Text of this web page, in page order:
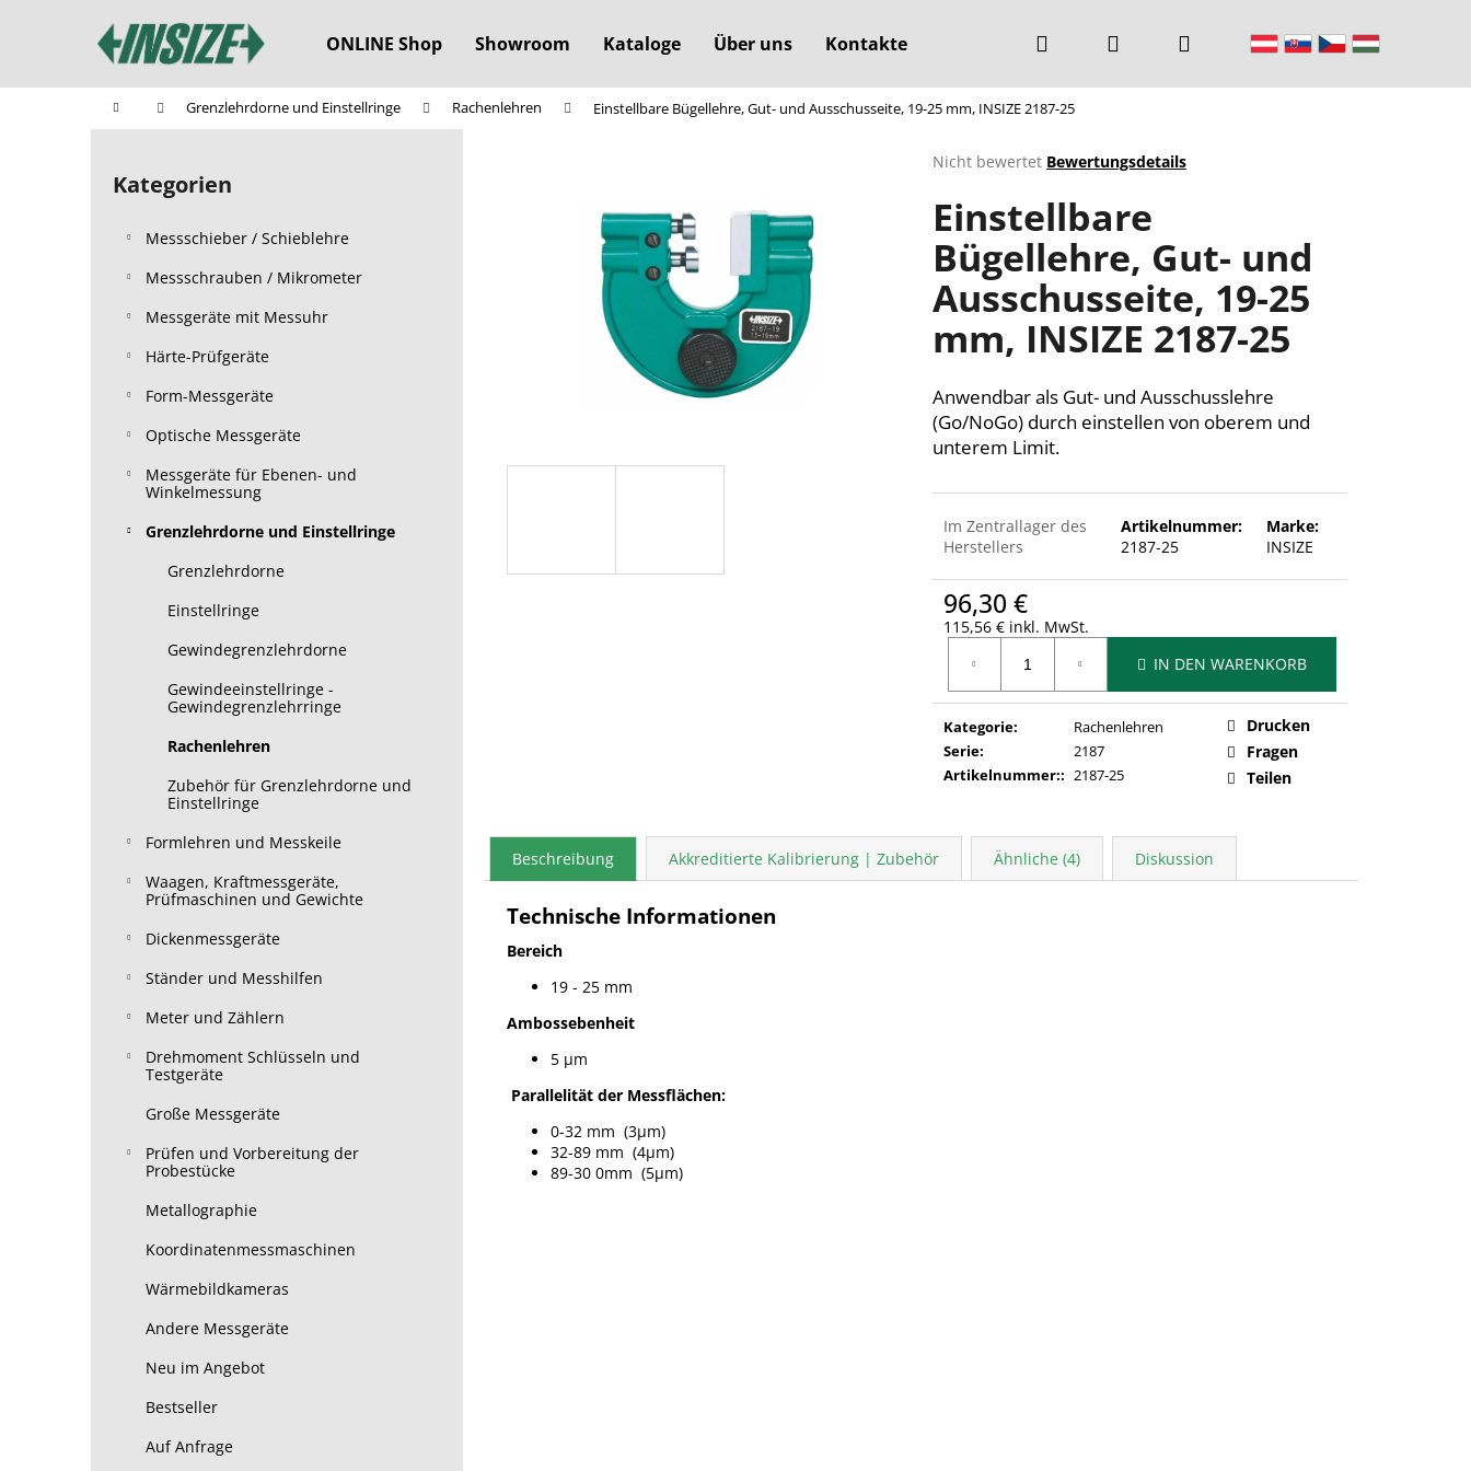
ONLINE Shop Showroom Kataloge Über uns Kontakte Suchen Warenkorb
StartseiteGrenzlehrdorne und Einstellringe Rachenlehren Einstellbare Bügellehre, Gut- und Ausschusseite, 19-25 mm, INSIZE 2187-25
S
Kategorien
überspringen
Kategorien
Messschieber / Schieblehre
Messschrauben / Mikrometer
Messgeräte mit Messuhr
Härte-Prüfgeräte
Form-Messgeräte
Optische Messgeräte
Messgeräte für Ebenen- und
Winkelmessung
Grenzlehrdorne und Einstellringe
Grenzlehrdorne
Einstellringe
Gewindegrenzlehrdorne
Gewindeeinstellringe -
Gewindegrenzlehrringe
Rachenlehren
Zubehör für Grenzlehrdorne und
Einstellringe
Formlehren und Messkeile
Waagen, Kraftmessgeräte,
Prüfmaschinen und Gewichte
Dickenmessgeräte
Ständer und Messhilfen
Meter und Zählern
Drehmoment Schlüsseln und
Testgeräte
Große Messgeräte
Prüfen und Vorbereitung der
Probestücke
Metallographie
Koordinatenmessmaschinen
Wärmebildkameras
Andere Messgeräte
Neu im Angebot
Bestseller
Auf Anfrage
Die
Produktbewertung
ist
0,0
von
Sternen.
Nicht bewertet Bewertungsdetails
Einstellbare
Bügellehre, Gut- und
Ausschusseite, 19-25
mm, INSIZE 2187-25
Anwendbar als Gut- und Ausschusslehre
(Go/NoGo) durch einstellen von oberem und
unterem Limit.
Im Zentrallager des
Herstellers
Artikelnummer:
2187-25
Marke:
INSIZE
96,30 €
115,56 € inkl. MwSt.
IN DEN WARENKORB
Kategorie:
Rachenlehren
Serie:
2187
Artikelnummer:: 2187-25
Drucken
Fragen
Teilen
Beschreibung Akkreditierte Kalibrierung | Zubehör Ähnliche (4) Diskussion
Technische Informationen
Bereich
19 - 25 mm
Ambossebenheit
5 µm
Parallelität der Messflächen:
0-32 mm (3µm)
32-89 mm (4µm)
89-30 0mm (5µm)
e
Zurück
zum
Zurück
zum
Was suchen Sie?
Wir empfehlen